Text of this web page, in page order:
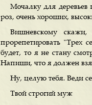
Мочалку для
роз, очень хороших,
Вишневскому
прорепетировать "Трех
будет, то я не стану
Напиши, что я должен
Ну, целую тебя. Веди
Твой строгий муж